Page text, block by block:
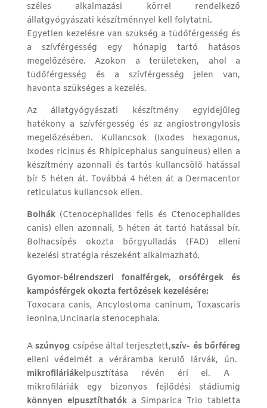
széles alkalmazási körrel rendelkező
állatgyógyászati készítménnyel kell folytatni.
Egyetlen kezelésre van szükség a tüdőférgesség és
a szívférgesség egy hónapig tartó hatásos
megelőzésére. Azokon a területeken, ahol a
tüdőférgesség és a szívférgesség jelen van,
havonta szükséges a kezelés.
Az állatgyógyászati készítmény egyidejűleg
hatékony a szívférgesség és az angiostrongylosis
megelőzésében. Kullancsok (Ixodes hexagonus,
Ixodes ricinus és Rhipicephalus sanguineus) ellen a
készítmény azonnali és tartós kullancsölő hatással
bír 5 héten át. Továbbá 4 héten át a Dermacentor
reticulatus kullancsok ellen.
Bolhák(Ctenocephalides felis és Ctenocephalides
canis) ellen azonnali, 5 héten át tartó hatással bír.
Bolhacsípés okozta bőrgyulladás (FAD) elleni
kezelési stratégia részeként alkalmazható.
Gyomor-bélrendszeri fonalférgek, orsóférgek és
kampósférgek okozta fertőzések kezelésére:
Toxocara canis, Ancylostoma caninum, Toxascaris
leonina,Uncinaria stenocephala.
Aszúnyog csípése által terjesztett,szív- és bőrféreg
elleni védelmét a véráramba kerülő lárvák, ún.
mikrofiláriákelpusztítása révén éri el. A
mikrofiláriák egy bizonyos fejlődési stádiumig
könnyen elpusztíthatóka Simparica Trio tabletta